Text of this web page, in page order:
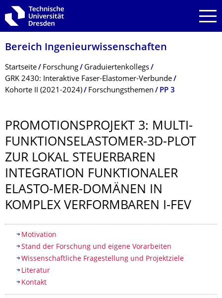
Zur Hauptnavigation springen
Zur Suche springen
Zum Inhalt springen
Bereich Ingenieur­wissen­schaften
Breadcrumb-Menü
Startseite Forschung
Graduiertenkollegs
GRK 2430: Interaktive Faser-Elastomer-Verbunde
Kohorte II (2021-2024)
Forschungsthemen PP 3
PROMOTIONSPRO­JEKT 3: MULTI-
FUNKTIONSELAS­TOMER-3D-PLOT
ZUR LOKAL STEUERBAREN
INTEGRATION FUNKTIONALER
ELASTO-MER-DOMÄNEN IN
KOMPLEX VERFORMBAREN I-FEV
Inhaltsverzeichnis
Motivation
Stand der Forschung und eigene Vorarbeiten
Wissenschaftliche Fragestellung und Projektziele
Literatur
Kontakt